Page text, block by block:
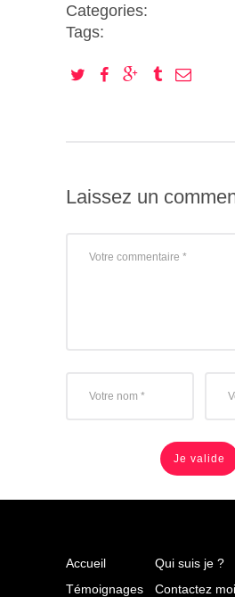
Categories:
Tags:
Laissez un
Accueil Qui suis je ?
Témoignages
Contactez moi